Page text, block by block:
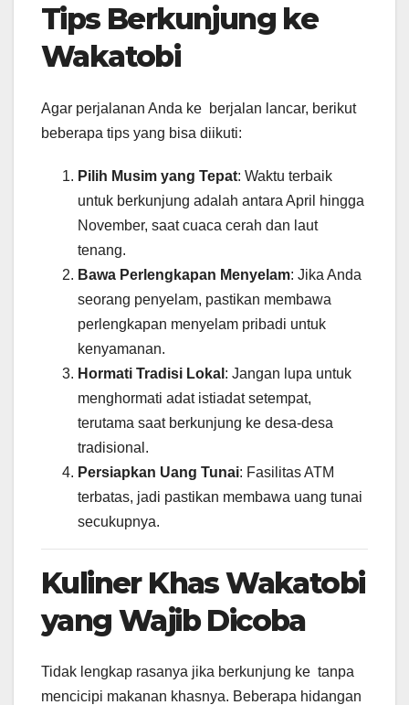
Tips Berkunjung ke
Wakatobi
Agar perjalanan Anda ke berjalan lancar, berikut
beberapa tips yang bisa diikuti:
Pilih Musim yang Tepat: Waktu terbaik
untuk berkunjung adalah antara April hingga
November, saat cuaca cerah dan laut
tenang.
Bawa Perlengkapan Menyelam: Jika Anda
seorang penyelam, pastikan membawa
perlengkapan menyelam pribadi untuk
kenyamanan.
Hormati Tradisi Lokal : Jangan lupa untuk
menghormati adat istiadat setempat,
terutama saat berkunjung ke desa-desa
tradisional.
Persiapkan Uang Tunai: Fasilitas ATM
terbatas, jadi pastikan membawa uang tunai
secukupnya.
Kuliner Khas Wakatobi
yang Wajib Dicoba
Tidak lengkap rasanya jika berkunjung ke tanpa
mencicipi makanan khasnya. Beberapa hidangan